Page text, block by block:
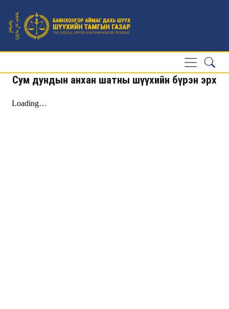
Сум дундын анхан шатны шүүхийн бүрэн эрх